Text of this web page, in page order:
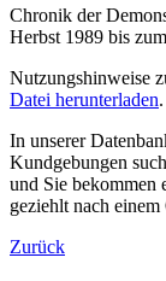
Chronik der
Herbst 1989 bis
Nutzungshinweise
Datei herunterladen.
In unserer
Kundgebungen
und Sie bekommen
geziehlt nach
Zurück